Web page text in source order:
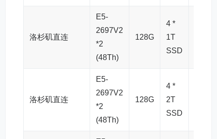
洛杉矶直连
E5-
2697V2
*2
(48Th)
128G
4 *
1T
SSD
洛杉矶直连
E5-
2697V2
*2
(48Th)
128G
4 *
2T
SSD